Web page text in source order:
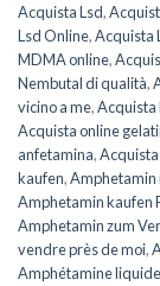
Acquista Lsd,
Lsd Online,Acquista
MDMA online,
Nembutal di qualità,
vicino a me,Acquista
Acquista online
anfetamina,
kaufen,Amphetamin
Amphetamin kaufen
Amphetamin zum
vendre près de moi,
Amphétamine